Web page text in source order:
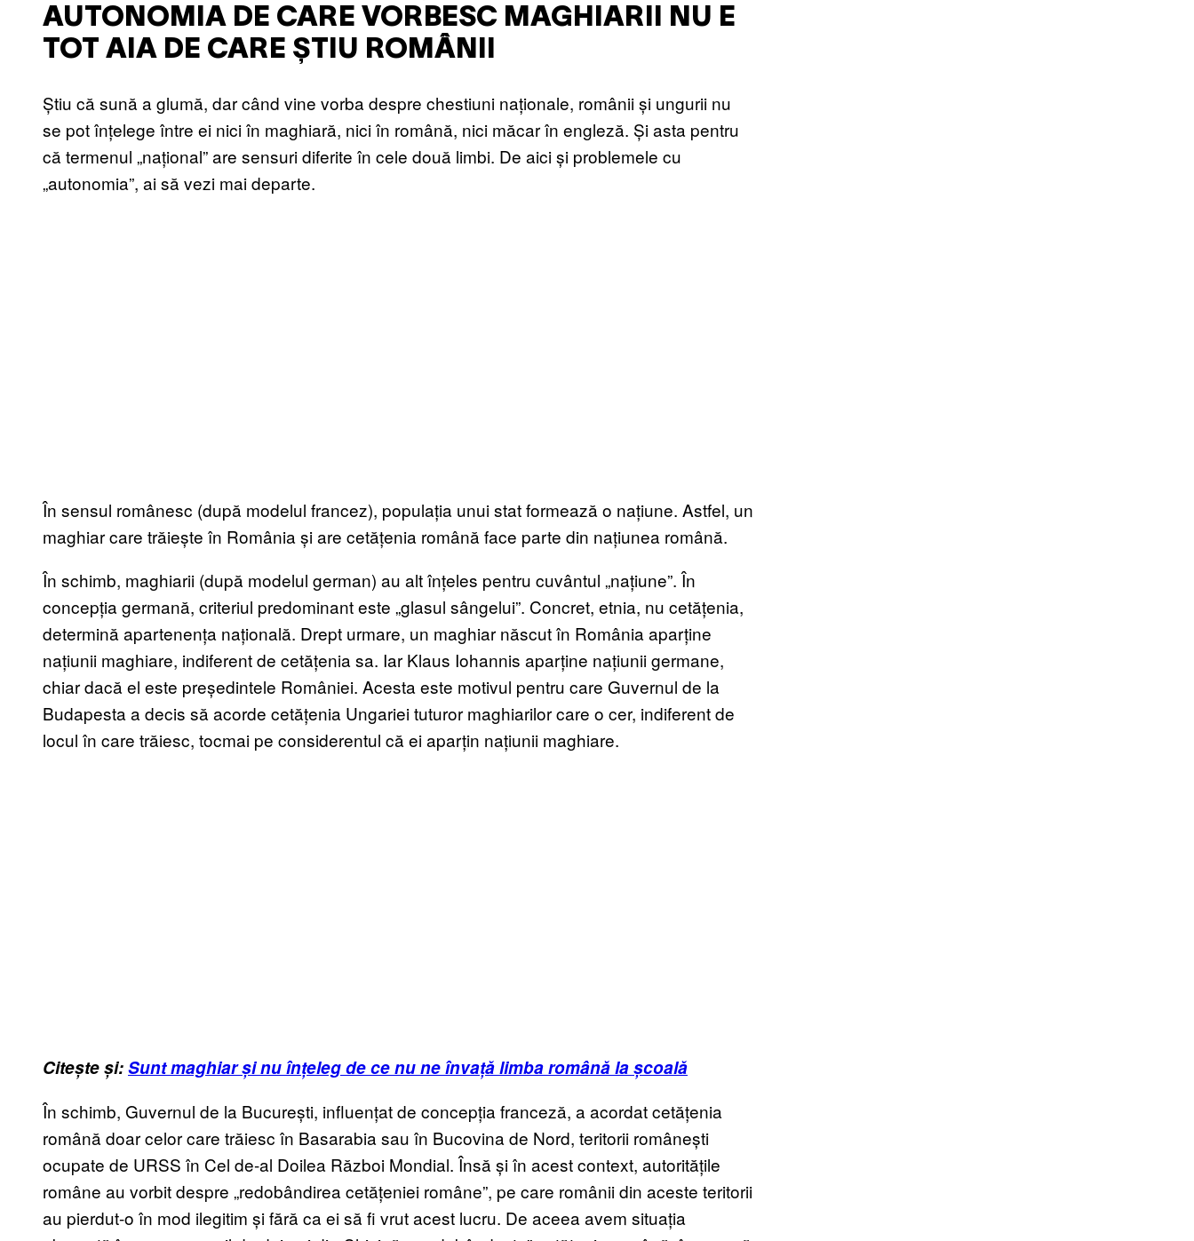
AUTONOMIA DE CARE VORBESC MAGHIARII NU E
TOT AIA DE CARE ȘTIU ROMÂNII
Știu că sună a glumă, dar când vine vorba despre chestiuni naționale, românii și ungurii nu
se pot înțelege între ei nici în maghiară, nici în română, nici măcar în engleză. Și asta pentru
că termenul „național” are sensuri diferite în cele două limbi. De aici și problemele cu
„autonomia”, ai să vezi mai departe.
În sensul românesc (după modelul francez), populația unui stat formează o națiune. Astfel, un
maghiar care trăiește în România și are cetățenia română face parte din națiunea română.
În schimb, maghiarii (după modelul german) au alt înțeles pentru cuvântul „națiune”. În
concepția germană, criteriul predominant este „glasul sângelui”. Concret, etnia, nu cetățenia,
determină apartenența națională. Drept urmare, un maghiar născut în România aparține
națiunii maghiare, indiferent de cetățenia sa. Iar Klaus Iohannis aparține națiunii germane,
chiar dacă el este președintele României. Acesta este motivul pentru care Guvernul de la
Budapesta a decis să acorde cetățenia Ungariei tuturor maghiarilor care o cer, indiferent de
locul în care trăiesc, tocmai pe considerentul că ei aparțin națiunii maghiare.
Citește și:Sunt maghiar și nu înțeleg de ce nu ne învață limba română la școală
În schimb, Guvernul de la București, influențat de concepția franceză, a acordat cetățenia
română doar celor care trăiesc în Basarabia sau în Bucovina de Nord, teritorii românești
ocupate de URSS în Cel de-al Doilea Război Mondial. Însă și în acest context, autoritățile
române au vorbit despre „redobândirea cetățeniei române”, pe care românii din aceste teritorii
au pierdut-o în mod ilegitim și fără ca ei să fi vrut acest lucru. De aceea avem situația